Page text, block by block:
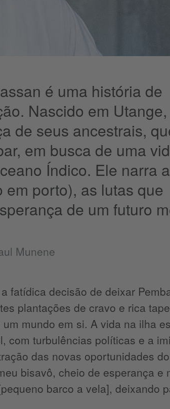
é uma história de
Nascido em Utange,
de seus ancestrais,
em busca de uma
Índico. Ele narra a
porto), as lutas que
de um futuro
Munene
fatídica decisão de deixar
plantações de cravo e rica
mundo em si. A vida na ilha
com turbulências políticas e a
das novas oportunidades
bisavô, cheio de esperança e
barco a vela], deixando